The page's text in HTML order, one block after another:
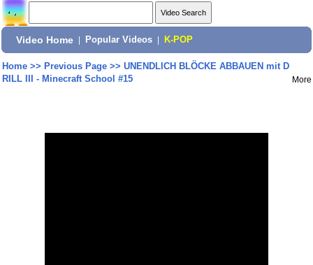
Video Home Popular Videos K-POP
Home>> Previous Page>> UNENDLICH BLÖCKE ABBAUEN mit D
RILL III - Minecraft School #15
More